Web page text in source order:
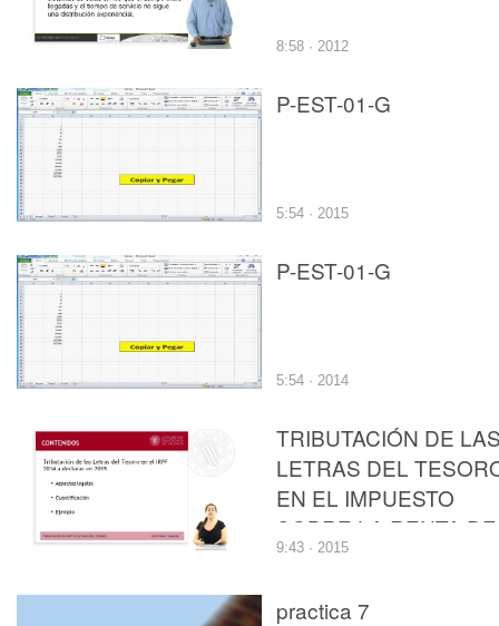
8:58 · 2012
P-EST-01-G
5:54 · 2015
P-EST-01-G
5:54 · 2014
TRIBUTACIÓN DE
LETRAS DEL
EN EL IMPUESTO
SOBRE LA RENTA DE
LAS PERSONAS
9:43 · 2015
practica 7